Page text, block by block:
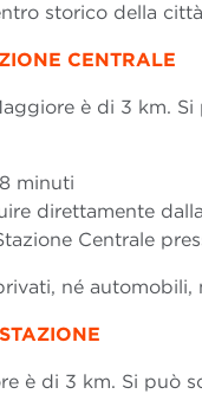
storico della
CENTRALE
è di 3 km.
minuti
direttamente
Centrale
né automobili,
è di 3 km. Si può